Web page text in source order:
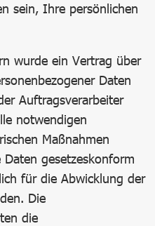
sein, Ihre persönlichen
wurde ein Vertrag über
Daten
Auftragsverarbeiter
notwendigen
Maßnahmen
gesetzeskonform
für die Abwicklung der
Die
die